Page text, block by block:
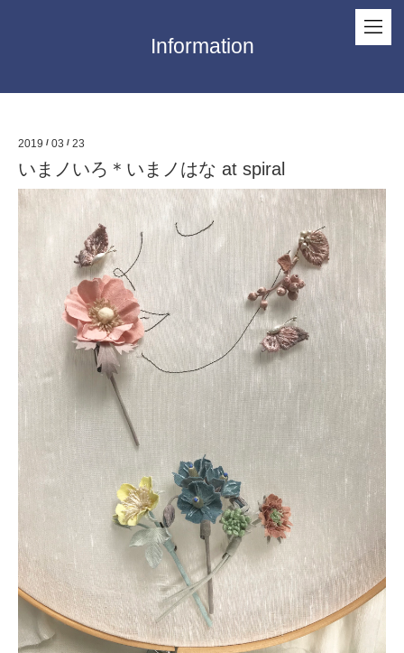
Information
2019 / 03 / 23
いまノいろ＊いまノはな at spiral